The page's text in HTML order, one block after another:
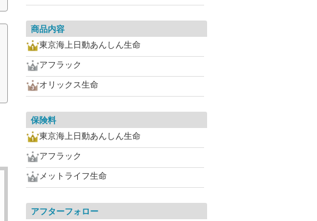
商品内容
東京海上日動あんしん生命
アフラック
オリックス生命
保険料
東京海上日動あんしん生命
アフラック
メットライフ生命
アフターフォロー